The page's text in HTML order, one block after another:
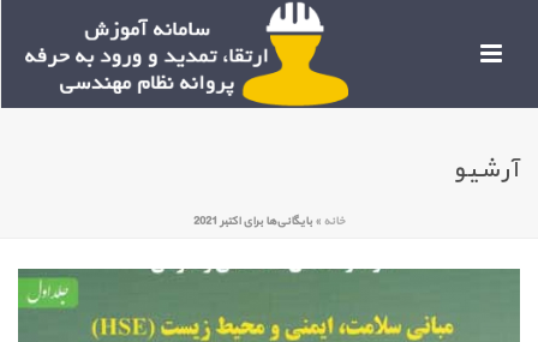
آرشیو
خانه » بایگانی‌ها برای اکتبر 2021